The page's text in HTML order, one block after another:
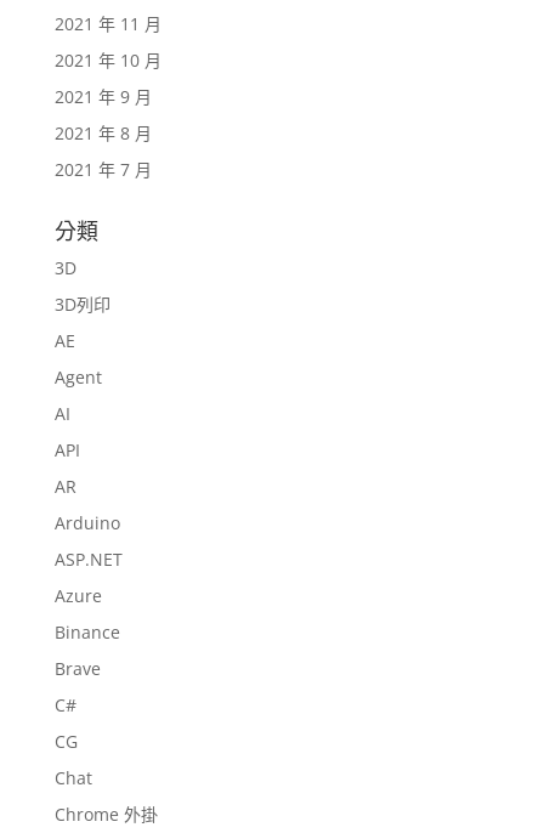
2021 年 11 月
2021 年 10 月
2021 年 9 月
2021 年 8 月
2021 年 7 月
分類
3D
3D列印
AE
Agent
AI
API
AR
Arduino
ASP.NET
Azure
Binance
Brave
C#
CG
Chat
Chrome 外掛